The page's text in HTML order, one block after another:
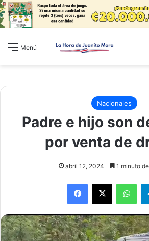
Menú
Nacionales
Padre e hijo son
por venta de
abril 12, 2024 1 minuto